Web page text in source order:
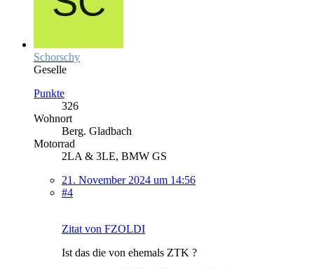
Schorschy
Geselle
Punkte
326
Wohnort
Berg. Gladbach
Motorrad
2LA & 3LE, BMW GS
21. November 2024 um 14:56
#4
Zitat von FZOLDI
Ist das die von ehemals ZTK ?